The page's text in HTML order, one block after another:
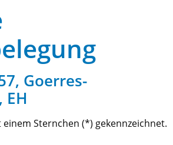
Goerres-
EH
Sternchen (*) gekennzeichnet.